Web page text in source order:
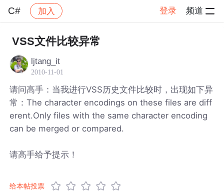
C# 加入 登录 频道
社区 C# 帖子详情
VSS文件比较异常
ljtang_it
2010-11-01
请问高手：当我进行VSS历史文件比较时，出现如下异
常：The character encodings on these files are diff
erent.Only files with the same character encoding
can be merged or compared.
请高手给予提示！
给本帖投票